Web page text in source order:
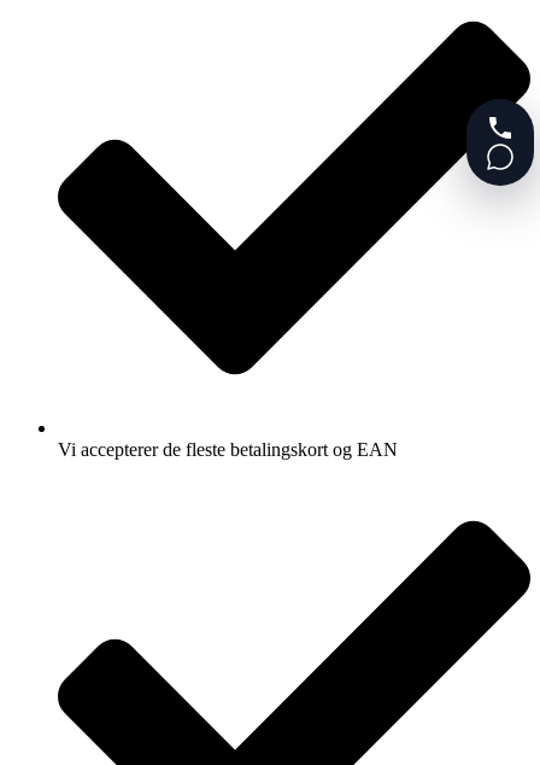
Vi accepterer de fleste betalingskort og EAN